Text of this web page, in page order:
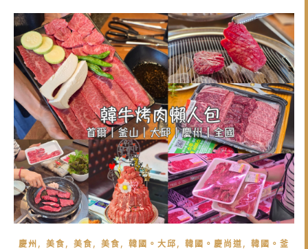
慶州 , 美食, 美食, 美食, 韓國。大邱, 韓國。慶尚道, 韓國。釜